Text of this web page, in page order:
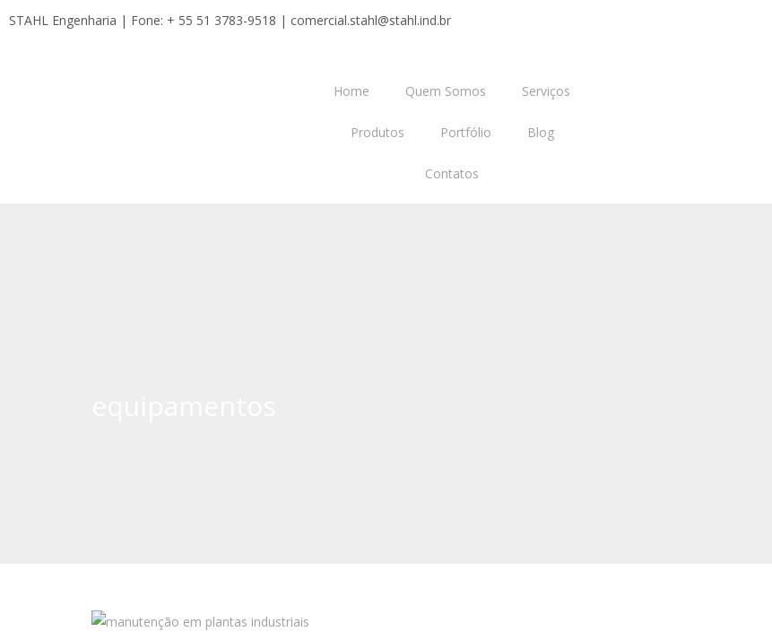
STAHL Engenharia | Fone: + 55 51 3783-9518 | comercial.stahl@stahl.ind.br
Home Quem Somos Serviços
Produtos Portfólio Blog
Contatos